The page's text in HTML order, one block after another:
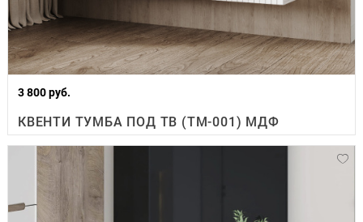
3 800 руб.
КВЕНТИ ТУМБА ПОД ТВ (ТМ-001) МДФ